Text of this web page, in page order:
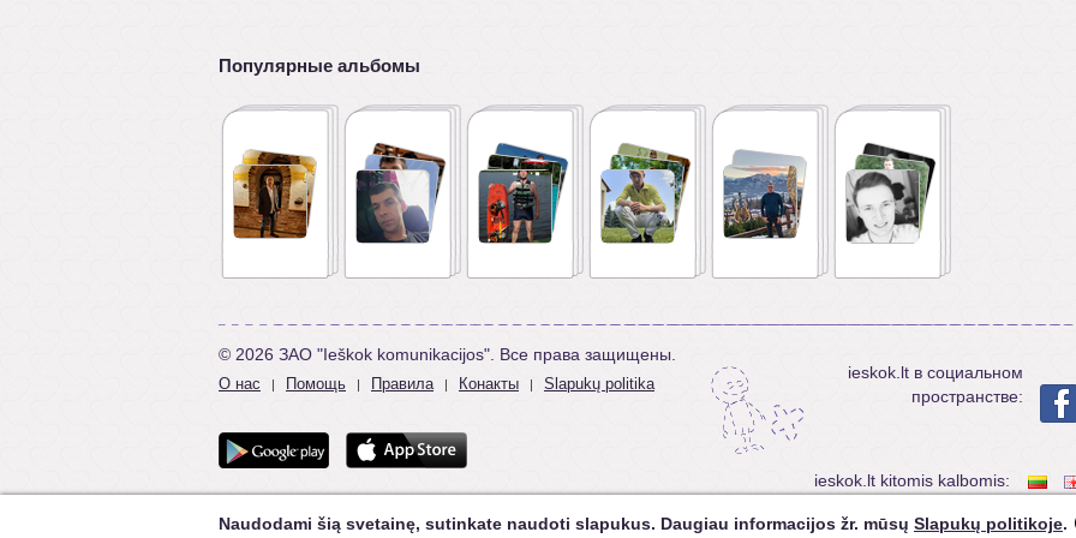
Популярные альбомы
© 2026 ЗАО "Ieškok komunikacijos". Все права защищены.
О нас | Помощь | Правила | Конакты | Slapukų politika
ieskok.lt в социальном
пространстве:
ieskok.lt kitomis kalbomis:
Naudodami šią svetainę, sutinkate naudoti slapukus. Daugiau informacijos žr. mūsų Slapukų politikoje.